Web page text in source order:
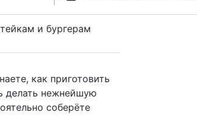
и бургерам
как приготовить
делать нежнейшую
соберёте